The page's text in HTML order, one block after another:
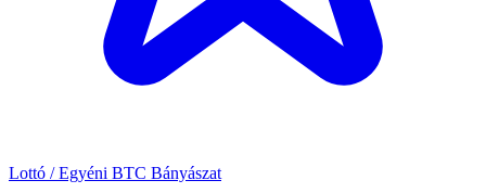
Lottó / Egyéni BTC Bányászat